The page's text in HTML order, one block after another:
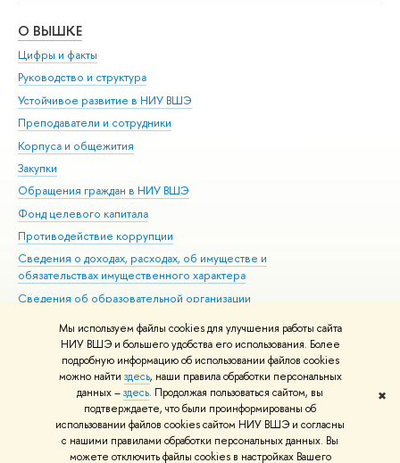
Мы используем файлы cookies для улучшения работы сайта
НИУ ВШЭ и большего удобства его использования. Более
подробную информацию об использовании файлов cookies
можно найти здесь, наши правила обработки персональных
данных –здесь. Продолжая пользоваться сайтом, вы
подтверждаете, что были проинформированы об
использовании файлов cookies сайтом НИУ ВШЭ и согласны
с нашими правилами обработки персональных данных. Вы
можете отключить файлы cookies в настройках Вашего
✖
О ВЫШКЕ
Цифры и факты
Руководство и структура
Устойчивое развитие в НИУ ВШЭ
Преподаватели и сотрудники
Корпуса и общежития
Закупки
Обращения граждан в НИУ ВШЭ
Фонд целевого капитала
Противодействие коррупции
Сведения о доходах, расходах, об имуществе и
обязательствах имущественного характера
Сведения об образовательной организации
Людям с ограниченными возможностями здоровья
Единая платежная страница
Работа в Вышке
© НИУ ВШЭ 1993–2026 Адреса и контакты Условия использования
материалов Политика конфиденциальности Карта сайта
Шрифты HSE Sans и HSE Slab разработаны вШколе дизайна НИУ ВШЭ